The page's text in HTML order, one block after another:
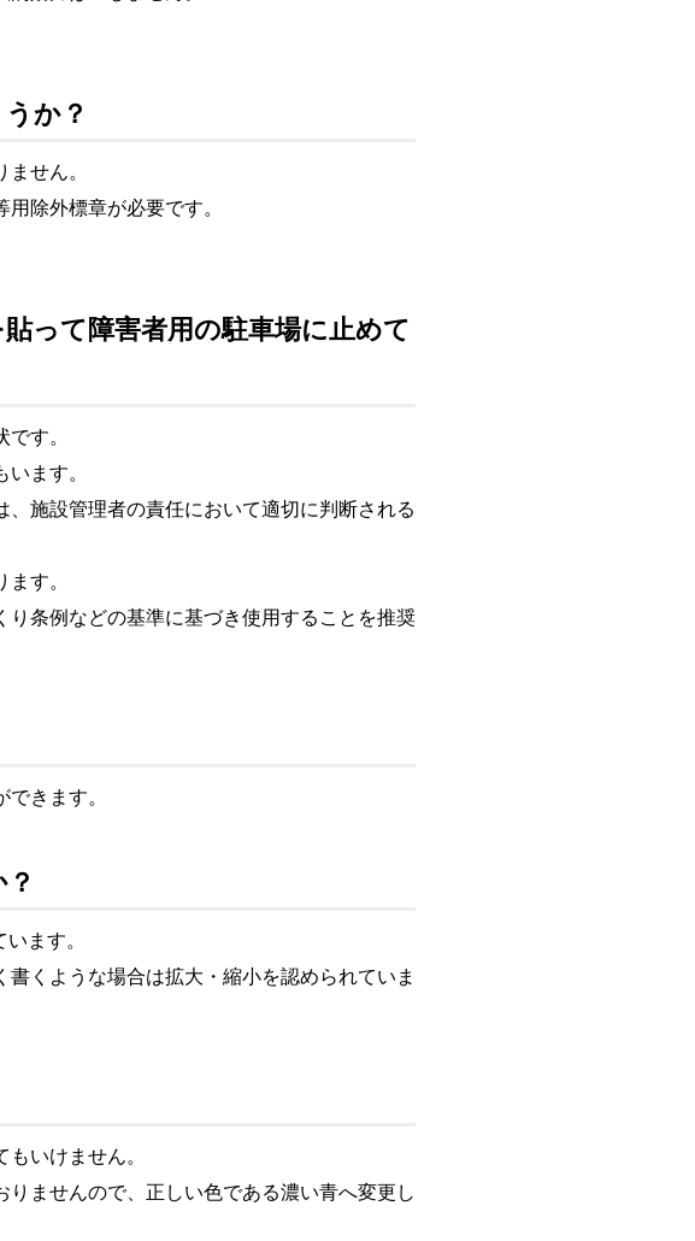
か？
せん。
除外標章が必要です。
って障害者用の駐車場に止めて
す。
ます。
施設管理者の責任において適切に判断される
す。
条例などの基準に基づき使用することを推奨
きます。
ます。
くような場合は拡大・縮小を認められていま
いけません。
ませんので、正しい色である濃い青へ変更し